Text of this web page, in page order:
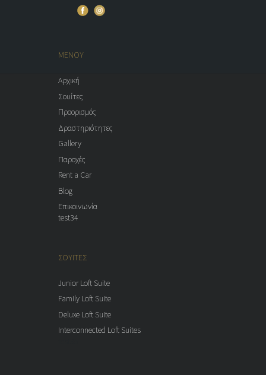
ΜΕΝΟΥ
Αρχική
Σουίτες
Προορισμός
Δραστηριότητες
Gallery
Παροχές
Rent a Car
Blog
Επικοινωνία
test34
ΣΟΥΙΤΕΣ
Junior Loft Suite
Family Loft Suite
Deluxe Loft Suite
Interconnected Loft Suites